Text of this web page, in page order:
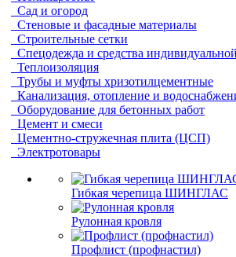
Сад и огород
Стеновые и фасадные материалы
Строительные сетки
Спецодежда и средства
Теплоизоляция
Трубы и муфты хризотилцементные
Канализация, отопление и
Оборудование для бетонных работ
Цемент и смеси
Цементно-стружечная плита (ЦСП)
Электротовары
Гибкая черепица ШИНГЛАС
Рулонная кровля
Профлист (профнастил)